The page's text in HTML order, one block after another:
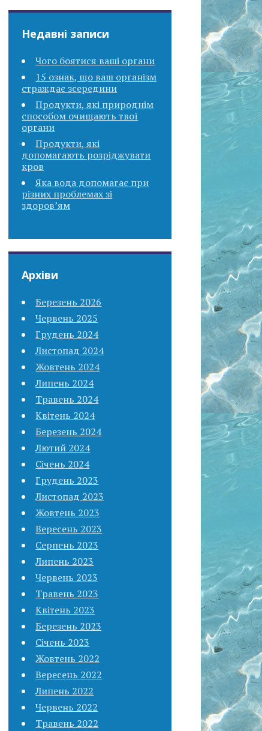
Недавні записи
Чого боятися ваші органи
15 ознак, що ваш організм
страждає зсередини
Продукти, які природнім
способом очищають твої
органи
Продукти, які
допомагають розріджувати
кров
Яка вода допомагає при
різних проблемах зі
здоров’ям
Архіви
Березень 2026
Червень 2025
Грудень 2024
Листопад 2024
Жовтень 2024
Липень 2024
Травень 2024
Квітень 2024
Березень 2024
Лютий 2024
Січень 2024
Грудень 2023
Листопад 2023
Жовтень 2023
Вересень 2023
Серпень 2023
Липень 2023
Червень 2023
Травень 2023
Квітень 2023
Березень 2023
Січень 2023
Жовтень 2022
Вересень 2022
Липень 2022
Червень 2022
Травень 2022